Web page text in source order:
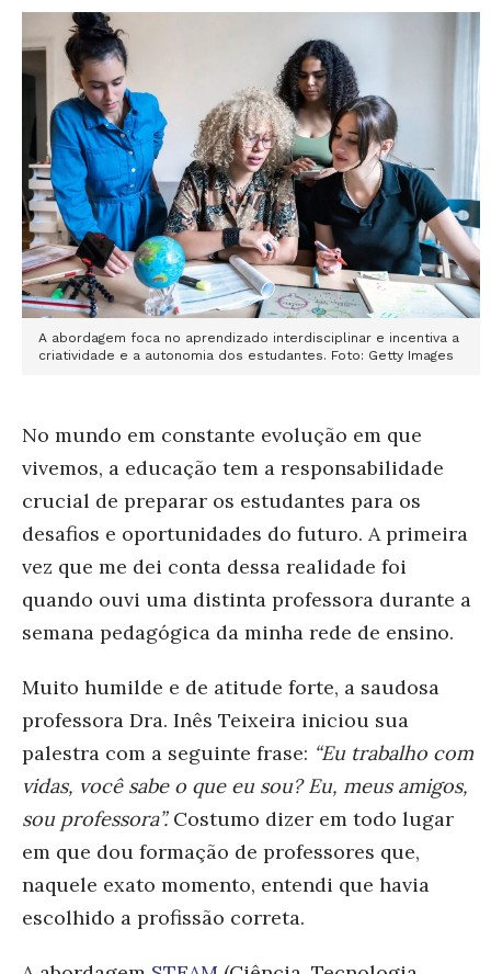
A abordagem foca no aprendizado interdisciplinar e incentiva a
criatividade e a autonomia dos estudantes. Foto: Getty Images
No mundo em constante evolução em que
vivemos, a educação tem a responsabilidade
crucial de preparar os estudantes para os
desafios e oportunidades do futuro. A primeira
vez que me dei conta dessa realidade foi
quando ouvi uma distinta professora durante a
semana pedagógica da minha rede de ensino.
Muito humilde e de atitude forte, a saudosa
professora Dra. Inês Teixeira iniciou sua
palestra com a seguinte frase: “Eu trabalho com
vidas, você sabe o que eu sou? Eu, meus amigos,
sou professora”. Costumo dizer em todo lugar
em que dou formação de professores que,
naquele exato momento, entendi que havia
escolhido a profissão correta.